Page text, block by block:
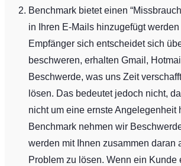
Benchmark bietet einen
in Ihren E-Mails hinzugefügt
Empfänger sich entscheidet sich
beschweren, erhalten Gmail,
Beschwerde, was uns Zeit
lösen. Das bedeutet jedoch nicht,
nicht um eine ernste Angelegenheit
Benchmark nehmen wir
werden mit Ihnen zusammen daran
Problem zu lösen. Wenn ein Kunde